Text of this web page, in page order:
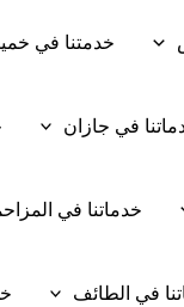
خدمتنا في
في جازان
خدماتنا في
في الطائف